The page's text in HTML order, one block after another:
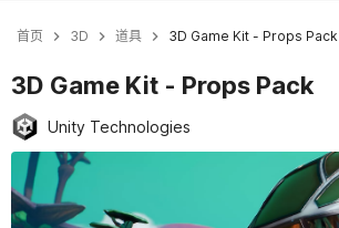
首页 3D 道具 3D Game Kit - Props Pack
3D Game Kit - Props Pack
Unity Technologies
当前幻灯片：1 / 4